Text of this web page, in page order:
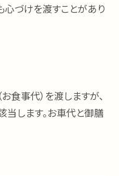
心づけを渡すことがあり
食事代）を渡しますが、
します。お車代と御膳